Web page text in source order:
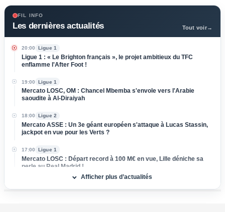
FIL INFO
Les dernières actualités Tout voir→
20:00 Ligue 1
Ligue 1 : « Le Brighton français », le projet ambitieux du TFC
enflamme l'After Foot !
19:00 Ligue 1
Mercato LOSC, OM : Chancel Mbemba s'envole vers l'Arabie
saoudite à Al-Diraiyah
18:00 Ligue 2
Mercato ASSE : Un 3e géant européen s'attaque à Lucas Stassin,
jackpot en vue pour les Verts ?
17:00 Ligue 1
Mercato LOSC : Départ record à 100 M€ en vue, Lille déniche sa
perle au Real Madrid !
Afficher plus d’actualités